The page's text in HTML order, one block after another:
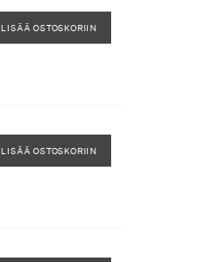
LISÄÄ OSTOSKORIIN
LISÄÄ OSTOSKORIIN